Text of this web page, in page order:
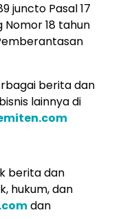
juncto Pasal 17
18 tahun
berita dan
lainnya di
berita dan
hukum, dan
dan